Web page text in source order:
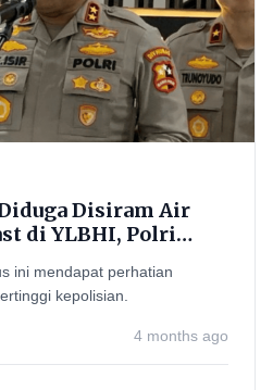
Disiram Air
di YLBHI, Polri
ini mendapat perhatian
kepolisian.
4 months ago